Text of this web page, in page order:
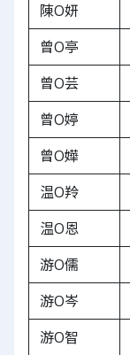
陳O妍
曾O亭
曾O芸
曾O婷
曾O嬅
温O羚
温O恩
游O儒
游O岑
游O智